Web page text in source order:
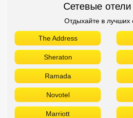
Сетевые
Отдыхайте в лучших
The Address
Sheraton
Ramada
Novotel
Marriott